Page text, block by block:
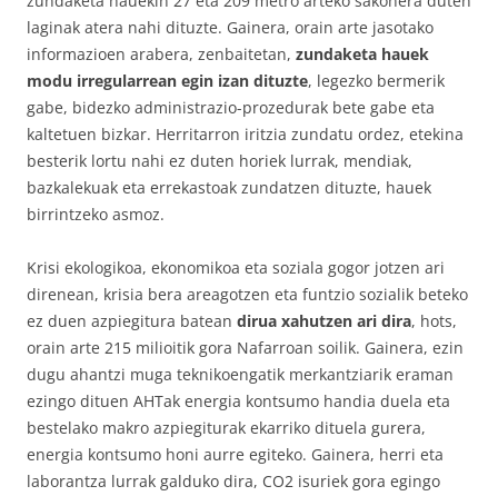
laginak atera nahi dituzte. Gainera, orain arte jasotako
informazioen arabera, zenbaitetan, zundaketa hauek
modu irregularrean egin izan dituzte, legezko bermerik
gabe, bidezko administrazio-prozedurak bete gabe eta
kaltetuen bizkar. Herritarron iritzia zundatu ordez, etekina
besterik lortu nahi ez duten horiek lurrak, mendiak,
bazkalekuak eta errekastoak zundatzen dituzte, hauek
birrintzeko asmoz.
Krisi ekologikoa, ekonomikoa eta soziala gogor jotzen ari
direnean, krisia bera areagotzen eta funtzio sozialik beteko
ez duen azpiegitura batean dirua xahutzen ari dira, hots,
orain arte 215 milioitik gora Nafarroan soilik. Gainera, ezin
dugu ahantzi muga teknikoengatik merkantziarik eraman
ezingo dituen AHTak energia kontsumo handia duela eta
bestelako makro azpiegiturak ekarriko dituela gurera,
energia kontsumo honi aurre egiteko. Gainera, herri eta
laborantza lurrak galduko dira, CO2 isuriek gora egingo